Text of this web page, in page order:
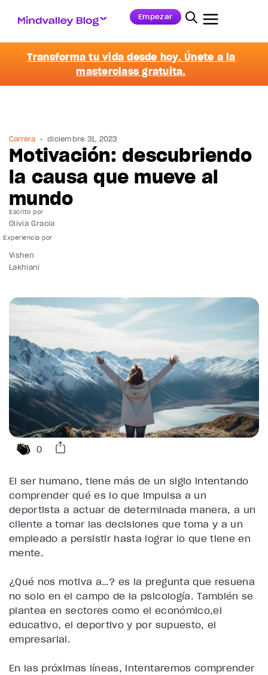
Empezar
Transforma tu vida desde hoy. Únete a la
masterclass gratuita.
Carrera diciembre 31, 2023
Motivación: descubriendo
la causa que mueve al
mundo
Escrito por
Olivia Gracia
Vishen
Lakhiani
0
El ser humano, tiene más de un siglo intentando
comprender qué es lo que impulsa a un
deportista a actuar de determinada manera, a un
cliente a tomar las decisiones que toma y a un
empleado a persistir hasta lograr lo que tiene en
mente.
¿Qué nos motiva a…? es la pregunta que resuena
no solo en el campo de la psicología. También se
plantea en sectores como el económico,el
educativo, el deportivo y por supuesto, el
empresarial.
En las próximas líneas, intentaremos comprender